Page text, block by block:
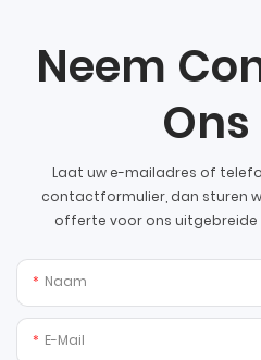
Neem
Laat uw e-mailadres of
contactformulier, dan sturen
offerte voor ons
Naam
E-Mail